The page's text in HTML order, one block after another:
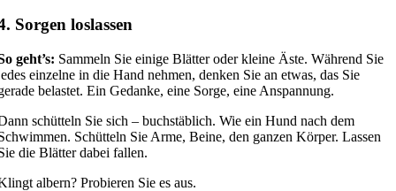
Sorgen loslassen
geht’s: Sammeln Sie einige Blätter oder kleine Äste. Während Sie
einzelne in die Hand nehmen, denken Sie an etwas, das Sie
belastet. Ein Gedanke, eine Sorge, eine Anspannung.
schütteln Sie sich – buchstäblich. Wie ein Hund nach dem
Schütteln Sie Arme, Beine, den ganzen Körper. Lassen
die Blätter dabei fallen.
albern? Probieren Sie es aus.